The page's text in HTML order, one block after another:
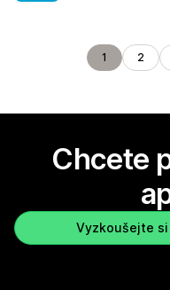
1 2
Chcete
Vyzkoušejte si